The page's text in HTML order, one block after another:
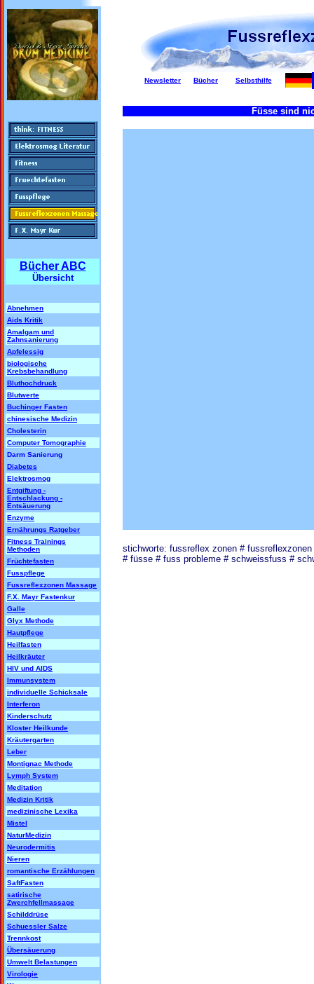
Bücher ABC
Übersicht
Abnehmen
Aids Kritik
Amalgam und
Zahnsanierung
Apfelessig
biologische
Krebsbehandlung
Bluthochdruck
Blutwerte
Buchinger Fasten
chinesische Medizin
Cholesterin
Computer Tomographie
Darm Sanierung
Diabetes
Elektrosmog
Entgiftung -
Entschlackung -
Entsäuerung
Enzyme
Ernährungs Ratgeber
Fitness Trainings
Methoden
Früchtefasten
Fusspflege
Fussreflexzonen Massage
F.X. Mayr Fastenkur
Galle
Glyx Methode
Hautpflege
Heilfasten
Heilkräuter
HIV und AIDS
Immunsystem
individuelle Schicksale
Interferon
Kinderschutz
Kloster Heilkunde
Kräutergarten
Leber
Montignac Methode
Lymph System
Meditation
Medizin Kritik
medizinische Lexika
Mistel
NaturMedizin
Neurodermitis
Nieren
romantische Erzählungen
SaftFasten
satirische
Zwerchfellmassage
Schilddrüse
Schuessler Salze
Trennkost
Übersäuerung
Umwelt Belastungen
Virologie
Newsletter Bücher Selbsthilfe
Füsse sind
stichworte: fussreflex zonen #
# füsse # fuss probleme # schweissfuss #